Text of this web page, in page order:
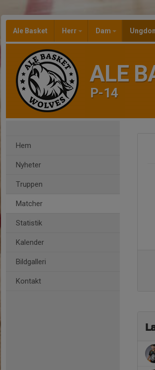
Ale Basket Herr Dam
ALE
P-14
Hem
Nyheter
Truppen
Matcher
Statistik
Kalender
Bildgalleri
Kontakt